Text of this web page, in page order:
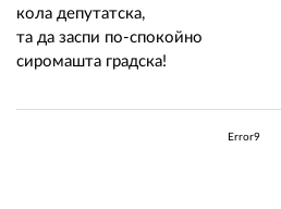
кола депутатска,
та да заспи по-спокойно
сиромашта градска!
Error9